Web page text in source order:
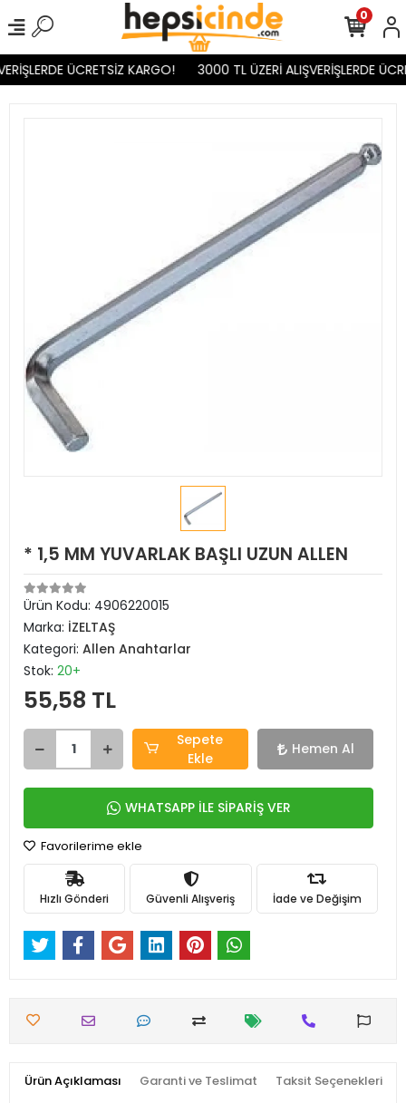
ÜCRETSİZ KARGO! 3000 TL ÜZERİ ALIŞVERİŞLERDE
0
* 1,5 MM YUVARLAK BAŞLI UZUN ALLEN
Ürün Kodu: 4906220015
Marka: İZELTAŞ
Kategori: Allen Anahtarlar
Stok: 20+
55,58 TL
Sepete
Ekle
Hemen Al
WHATSAPP İLE SİPARİŞ VER
Favorilerime ekle
Hızlı Gönderi Güvenli Alışveriş İade ve Değişim
Ürün Açıklaması Garanti ve Teslimat Taksit Seçenekleri